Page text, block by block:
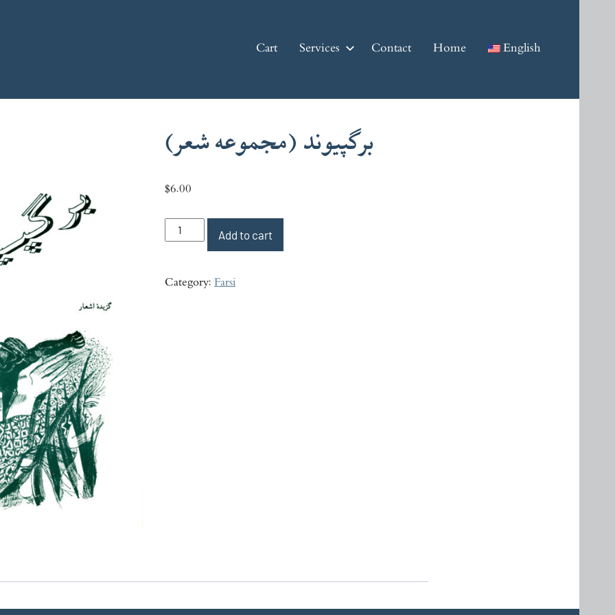
Cart Services Contact Home English
برگپیوند (مجموعه شعر)
$6.00
برگپیوند
(مجموعه
quantity
Add to cart
Category: Farsi